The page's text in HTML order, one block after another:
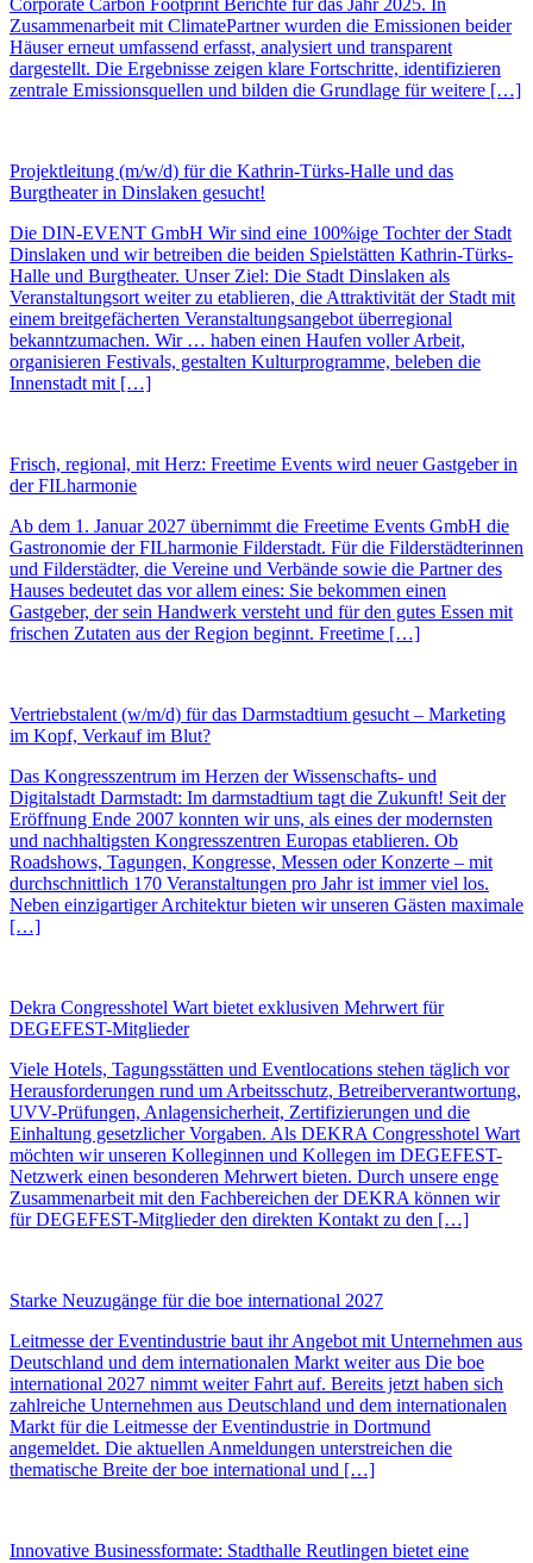
Corporate Carbon Footprint Berichte für das Jahr 2025. In
Zusammenarbeit mit ClimatePartner wurden die Emissionen beider
Häuser erneut umfassend erfasst, analysiert und transparent
dargestellt. Die Ergebnisse zeigen klare Fortschritte, identifizieren
zentrale Emissionsquellen und bilden die Grundlage für weitere […]
Projektleitung (m/w/d) für die Kathrin-Türks-Halle und das
Burgtheater in Dinslaken gesucht!
Die DIN-EVENT GmbH Wir sind eine 100%ige Tochter der Stadt
Dinslaken und wir betreiben die beiden Spielstätten Kathrin-Türks-
Halle und Burgtheater. Unser Ziel: Die Stadt Dinslaken als
Veranstaltungsort weiter zu etablieren, die Attraktivität der Stadt mit
einem breitgefächerten Veranstaltungsangebot überregional
bekanntzumachen. Wir … haben einen Haufen voller Arbeit,
organisieren Festivals, gestalten Kulturprogramme, beleben die
Innenstadt mit […]
Frisch, regional, mit Herz: Freetime Events wird neuer Gastgeber in
der FILharmonie
Ab dem 1. Januar 2027 übernimmt die Freetime Events GmbH die
Gastronomie der FILharmonie Filderstadt. Für die Filderstädterinnen
und Filderstädter, die Vereine und Verbände sowie die Partner des
Hauses bedeutet das vor allem eines: Sie bekommen einen
Gastgeber, der sein Handwerk versteht und für den gutes Essen mit
frischen Zutaten aus der Region beginnt. Freetime […]
Vertriebstalent (w/m/d) für das Darmstadtium gesucht – Marketing
im Kopf, Verkauf im Blut?
Das Kongresszentrum im Herzen der Wissenschafts- und
Digitalstadt Darmstadt: Im darmstadtium tagt die Zukunft! Seit der
Eröffnung Ende 2007 konnten wir uns, als eines der modernsten
und nachhaltigsten Kongresszentren Europas etablieren. Ob
Roadshows, Tagungen, Kongresse, Messen oder Konzerte – mit
durchschnittlich 170 Veranstaltungen pro Jahr ist immer viel los.
Neben einzigartiger Architektur bieten wir unseren Gästen maximale
[…]
Dekra Congresshotel Wart bietet exklusiven Mehrwert für
DEGEFEST-Mitglieder
Viele Hotels, Tagungsstätten und Eventlocations stehen täglich vor
Herausforderungen rund um Arbeitsschutz, Betreiberverantwortung,
UVV-Prüfungen, Anlagensicherheit, Zertifizierungen und die
Einhaltung gesetzlicher Vorgaben. Als DEKRA Congresshotel Wart
möchten wir unseren Kolleginnen und Kollegen im DEGEFEST-
Netzwerk einen besonderen Mehrwert bieten. Durch unsere enge
Zusammenarbeit mit den Fachbereichen der DEKRA können wir
für DEGEFEST-Mitglieder den direkten Kontakt zu den […]
Starke Neuzugänge für die boe international 2027
Leitmesse der Eventindustrie baut ihr Angebot mit Unternehmen aus
Deutschland und dem internationalen Markt weiter aus Die boe
international 2027 nimmt weiter Fahrt auf. Bereits jetzt haben sich
zahlreiche Unternehmen aus Deutschland und dem internationalen
Markt für die Leitmesse der Eventindustrie in Dortmund
angemeldet. Die aktuellen Anmeldungen unterstreichen die
thematische Breite der boe international und […]
Innovative Businessformate: Stadthalle Reutlingen bietet eine